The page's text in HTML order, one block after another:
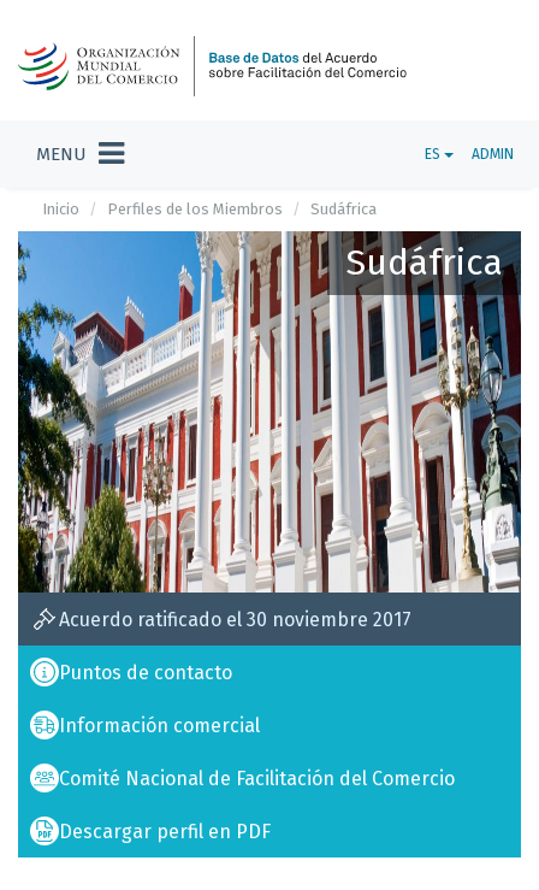
MENU ES ADMIN
Inicio Perfiles de los Miembros Sudáfrica
Sudáfrica
Acuerdo ratificado el 30 noviembre 2017
Puntos de contacto
Información comercial
Comité Nacional de Facilitación del Comercio
Descargar perfil en PDF